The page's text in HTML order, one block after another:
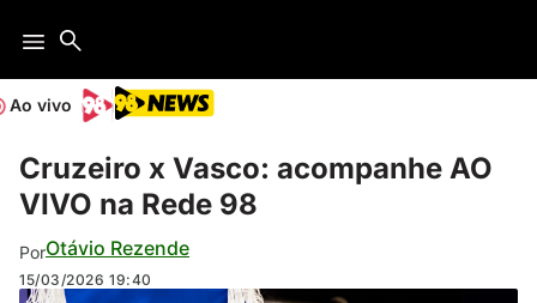
Ao vivo
Cruzeiro x Vasco: acompanhe AO
VIVO na Rede 98
PorOtávio Rezende
15/03/2026 19:40